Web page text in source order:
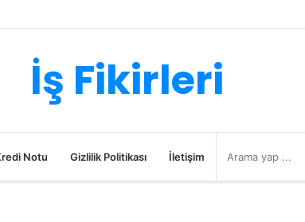
İş Fikirleri
Notu Gizlilik Politikası İletişim